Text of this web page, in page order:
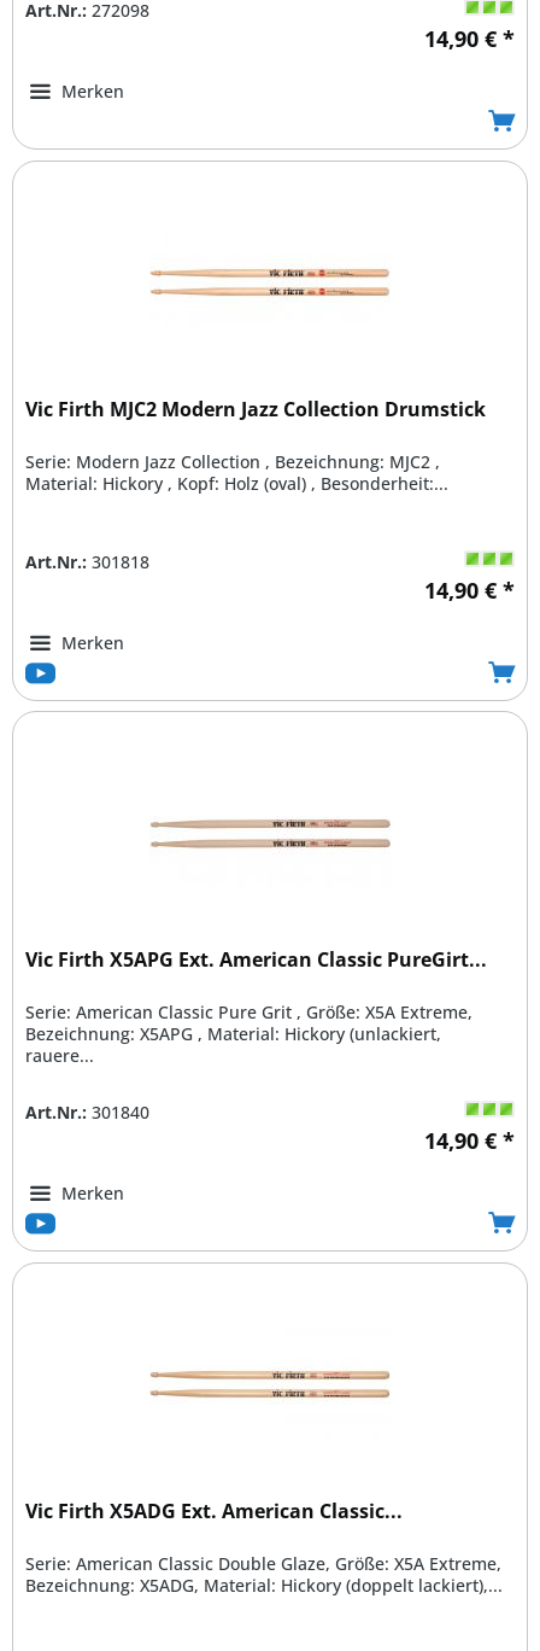
Art.Nr.: 272098
14,90 € *
Merken
Vic Firth MJC2 Modern Jazz Collection Drumstick
Serie: Modern Jazz Collection , Bezeichnung: MJC2 ,
Material: Hickory , Kopf: Holz (oval) , Besonderheit:...
Art.Nr.: 301818
14,90 € *
Merken
Vic Firth X5APG Ext. American Classic PureGirt...
Serie: American Classic Pure Grit , Größe: X5A Extreme,
Bezeichnung: X5APG , Material: Hickory (unlackiert,
rauere...
Art.Nr.: 301840
14,90 € *
Merken
Vic Firth X5ADG Ext. American Classic...
Serie: American Classic Double Glaze, Größe: X5A Extreme,
Bezeichnung: X5ADG, Material: Hickory (doppelt lackiert),...